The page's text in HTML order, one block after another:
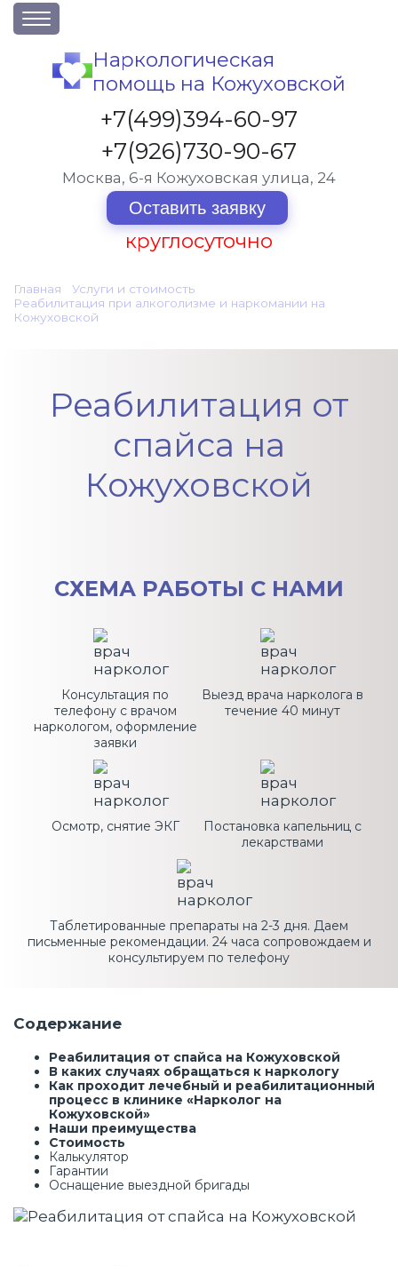
О клинике
Акции
Вакансии
Лицензии
Статьи
Услуги и стоимость
Отзывы
Наркологическая
помощь на Кожуховской
+7(499)394-60-97
+7(926)730-90-67
Москва, 6-я Кожуховская улица, 24
Оставить заявку
круглосуточно
Главная Услуги и стоимость
Реабилитация при алкоголизме и наркомании на
Кожуховской
Реабилитация от
спайса на
Кожуховской
СХЕМА РАБОТЫ С НАМИ
Консультация по
телефону с врачом
наркологом, оформление
заявки
Выезд врача нарколога в
течение 40 минут
Осмотр, снятие ЭКГ
Постановка капельниц с
лекарствами
Таблетированные препараты на 2-3 дня. Даем
письменные рекомендации. 24 часа сопровождаем и
консультируем по телефону
Содержание
Реабилитация от спайса на Кожуховской
В каких случаях обращаться к наркологу
Как проходит лечебный и реабилитационный
процесс в клинике «Нарколог на
Кожуховской»
Наши преимущества
Стоимость
Калькулятор
Гарантии
Оснащение выездной бригады